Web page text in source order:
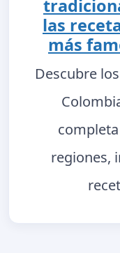
las
más
Descubre
regiones,